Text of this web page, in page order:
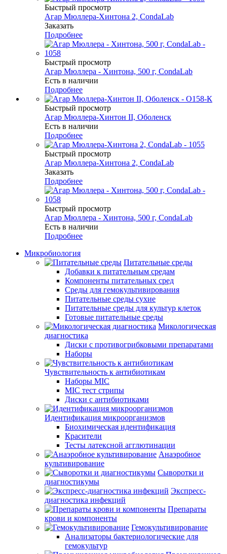
Быстрый просмотр
Агар Мюллера-Хинтона 2, CondaLab
Заказать
Подробнее
Быстрый просмотр
Агар Мюллера - Хинтона, 500 г, CondaLab
Есть в наличии
Подробнее
Быстрый просмотр
Агар Мюллера-Хинтон II, Оболенск
Есть в наличии
Подробнее
Быстрый просмотр
Агар Мюллера-Хинтона 2, CondaLab
Заказать
Подробнее
Быстрый просмотр
Агар Мюллера - Хинтона, 500 г, CondaLab
Есть в наличии
Подробнее
Микробиология
Питательные среды
Добавки к питательным средам
Компоненты питательных сред
Среды для гемокультивирования
Питательные среды сухие
Питательные среды для культур клеток
Готовые питательные среды
Микологическая
диагностика
Диски с противогрибковыми препаратами
Наборы
Чувствительность к антибиотикам
Наборы MIC
MIC тест стрипы
Диски с антибиотиками
Идентификация микроорганизмов
Биохимическая идентификация
Красители
Тесты латексной агглютинации
Анаэробное
культивирование
Сыворотки и
диагностикумы
Экспресс-
диагностика инфекций
Препараты
крови и компоненты
Гемокультивирование
Анализаторы бактериологические для
гемокультур